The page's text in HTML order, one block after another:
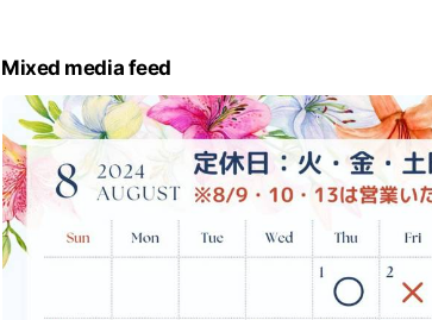
Mixed media feed